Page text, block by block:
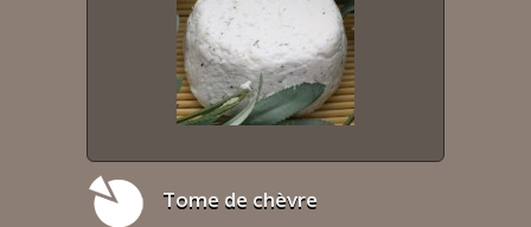
Tome de chèvre